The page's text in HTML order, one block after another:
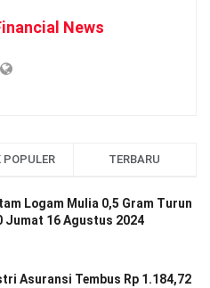
News
POPULER TERBARU
Logam Mulia 0,5 Gram Turun
Jumat 16 Agustus 2024
Asuransi Tembus Rp 1.184,72